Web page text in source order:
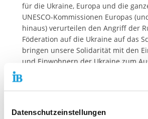
Datenschutzeinstellungen
für die Ukraine, Europa und die
UNESCO-Kommissionen Europas
hinaus) verurteilen den Angriff der
Föderation auf die Ukraine auf das
bringen unsere Solidarität mit den
und Einwohnern der Ukraine zum
einschließlich der Journalistinnen
die aus dem Kriegsgebiet berichten,
Lehrkräften, Studierenden und
haben. Wir unterstützen